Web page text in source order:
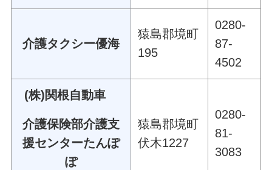
介護タクシー優海
猿島郡境町
195
0280-
87-
4502
(株)関根自動車
介護保険部介護支
援センターたんぽ
ぽ
猿島郡境町
伏木1227
0280-
81-
3083